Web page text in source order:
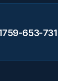
653-731